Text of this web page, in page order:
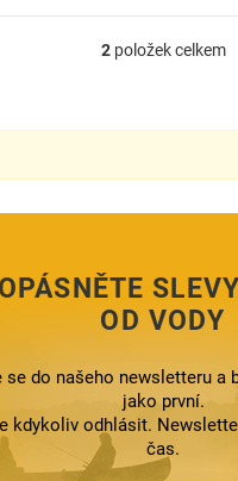
O
á
a
í
v
k
y
ý
p
i
s
u
2položek celkem
OD VODY
se do našeho newsletteru a
jako první.
kdykoliv odhlásit.
čas.